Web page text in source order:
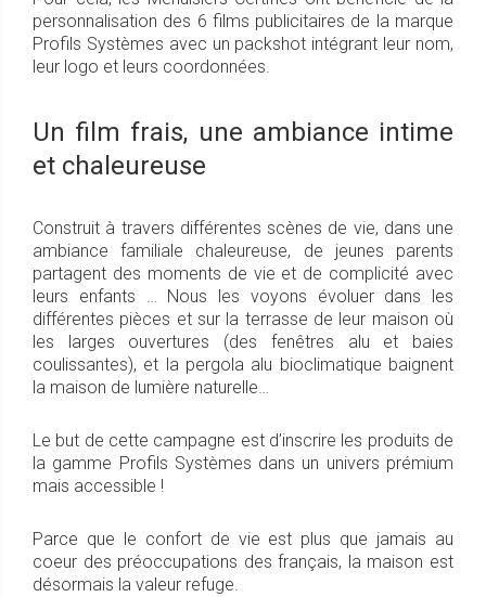
personnalisation des 6 films publicitaires de la marque
Profils Systèmes avec un packshot intégrant leur nom,
leur logo et leurs coordonnées.
Un film frais, une ambiance intime
et chaleureuse
Construit à travers différentes scènes de vie, dans une
ambiance familiale chaleureuse, de jeunes parents
partagent des moments de vie et de complicité avec
leurs enfants … Nous les voyons évoluer dans les
différentes pièces et sur la terrasse de leur maison où
les larges ouvertures (des fenêtres alu et baies
coulissantes), et la pergola alu bioclimatique baignent
la maison de lumière naturelle…
Le but de cette campagne est d’inscrire les produits de
la gamme Profils Systèmes dans un univers prémium
mais accessible !
Parce que le confort de vie est plus que jamais au
coeur des préoccupations des français, la maison est
désormais la valeur refuge.